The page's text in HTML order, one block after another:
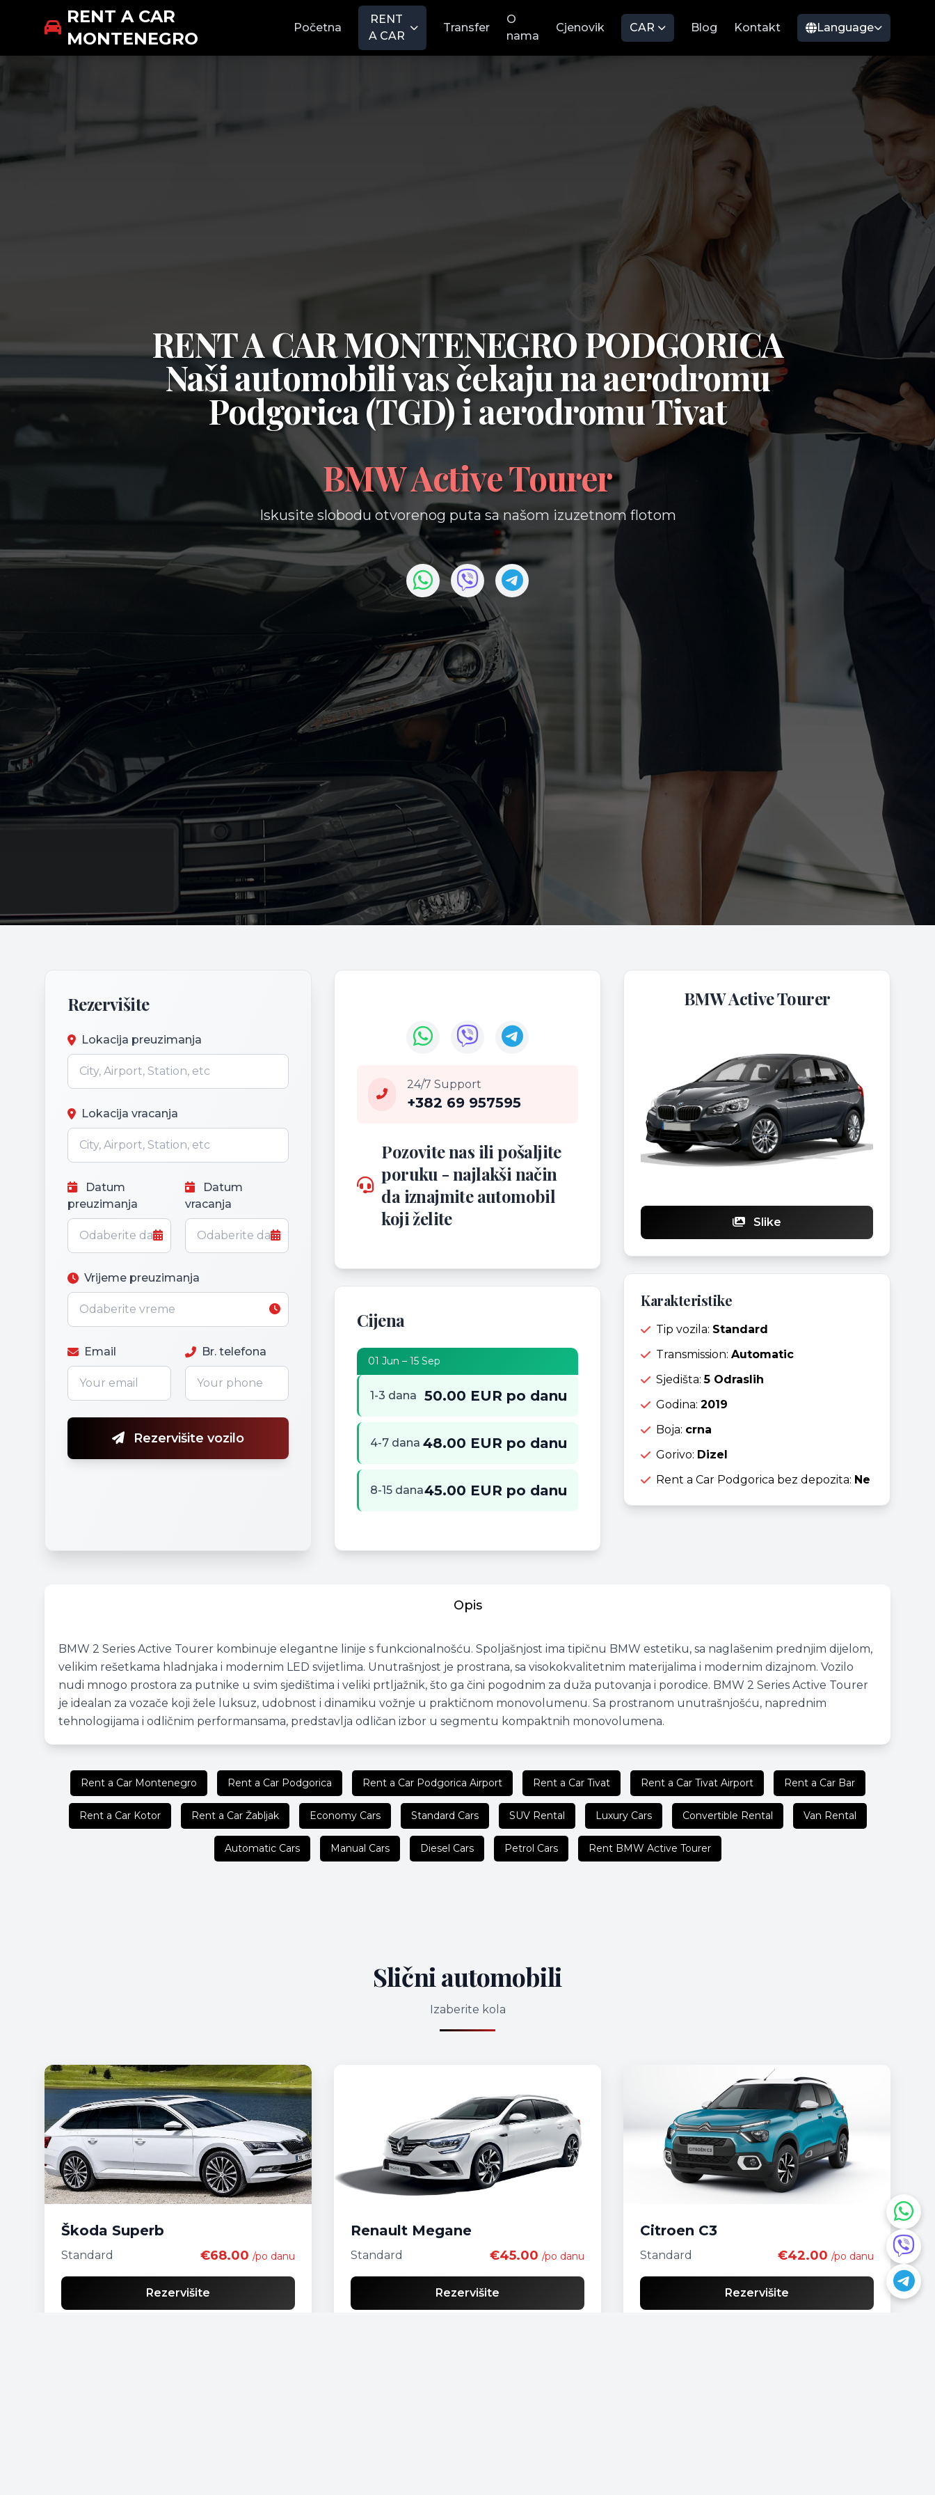
RENT A CAR
MONTENEGRO
Početna
RENT
A CAR
Transfer
O
nama
Cjenovik CAR Blog Kontakt Language
RENT A CAR MONTENEGRO PODGORICA
Naši automobili vas čekaju naaerodromu
Podgorica (TGD)iaerodromu Tivat
BMW Active Tourer
Iskusite slobodu otvorenog puta sa našom izuzetnom flotom
Rezervišite
Lokacija preuzimanja
Lokacija vracanja
Datum
preuzimanja
Datum
vracanja
Vrijeme preuzimanja
Email Br. telefona
Rezervišite vozilo
24/7 Support
+382 69 957595
Pozovite nas ili pošaljite
poruku - najlakši način
da iznajmite automobil
koji želite
Cijena
01 Jun – 15 Sep
1-3 dana 50.00 EUR po danu
4-7 dana 48.00 EUR po danu
8-15 dana45.00 EUR po danu
BMW Active Tourer
Slike
Karakteristike
Tip vozila: Standard
Transmission: Automatic
Sjedišta:5 Odraslih
Godina: 2019
Boja: crna
Gorivo: Dizel
Rent a Car Podgorica bez depozita: Ne
Opis
BMW 2 Series Active Tourer kombinuje elegantne linije s funkcionalnošću. Spoljašnjost ima tipičnu BMW estetiku, sa naglašenim prednjim dijelom,
velikim rešetkama hladnjaka i modernim LED svijetlima. Unutrašnjost je prostrana, sa visokokvalitetnim materijalima i modernim dizajnom. Vozilo
nudi mnogo prostora za putnike u svim sjedištima i veliki prtljažnik, što ga čini pogodnim za duža putovanja i porodice. BMW 2 Series Active Tourer
je idealan za vozače koji žele luksuz, udobnost i dinamiku vožnje u praktičnom monovolumenu. Sa prostranom unutrašnjošću, naprednim
tehnologijama i odličnim performansama, predstavlja odličan izbor u segmentu kompaktnih monovolumena.
Rent a Car Montenegro Rent a Car Podgorica Rent a Car Podgorica Airport Rent a Car Tivat Rent a Car Tivat Airport Rent a Car Bar
Rent a Car Kotor Rent a Car Žabljak Economy Cars Standard Cars SUV Rental Luxury Cars Convertible Rental Van Rental
Automatic Cars Manual Cars Diesel Cars Petrol Cars Rent BMW Active Tourer
Slični automobili
Izaberite kola
Škoda Superb
Standard €68.00 /po danu
Rezervišite
Renault Megane
Standard €45.00 /po danu
Rezervišite
Citroen C3
Standard €42.00 /po danu
Rezervišite